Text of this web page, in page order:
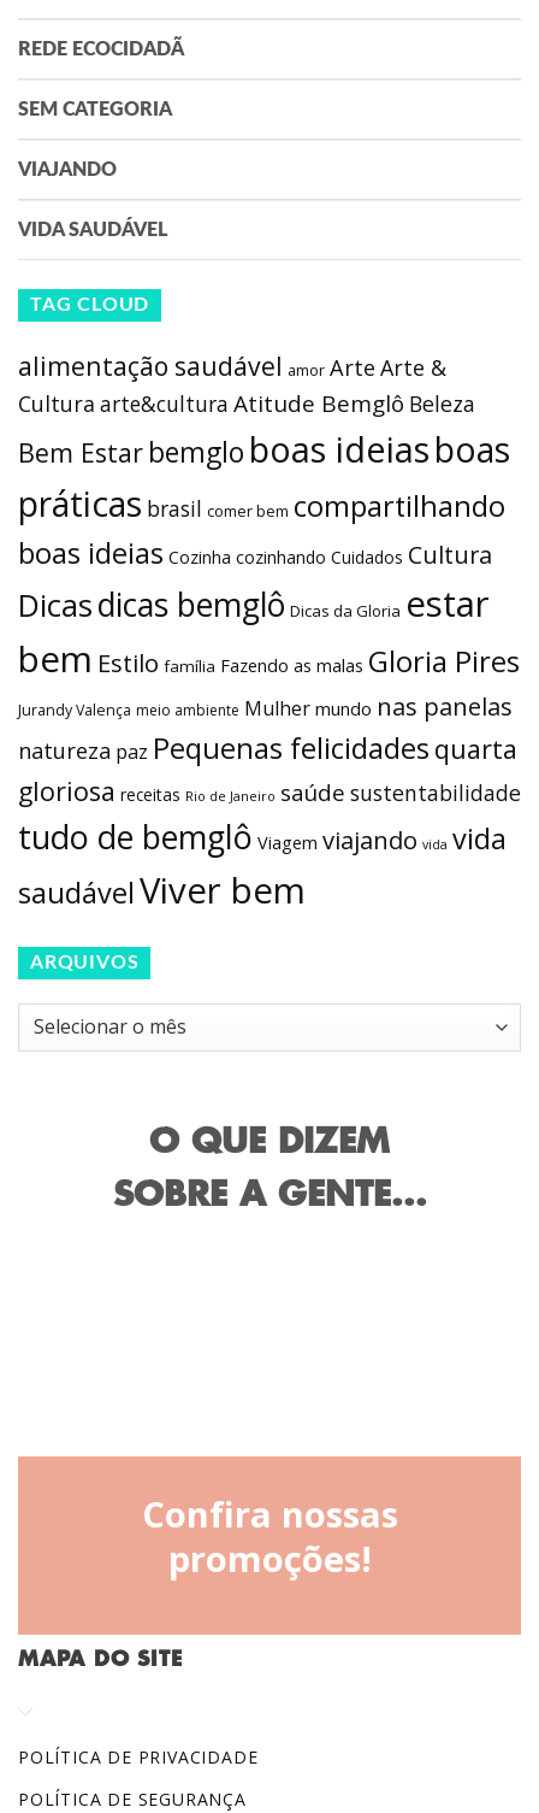
REDE ECOCIDADÃ
SEM CATEGORIA
VIAJANDO
VIDA SAUDÁVEL
TAG CLOUD
alimentação saudável amor Arte Arte &
Cultura arte&cultura Atitude Bemglô Beleza
Bem Estar bemglo boas ideiasboas
práticas brasil comer bem compartilhando
boas ideias Cozinha cozinhando Cuidados Cultura
Dicasdicas bemglô Dicas da Gloria estar
bem Estilo família Fazendo as malas Gloria Pires
Jurandy Valença meio ambiente Mulher mundo nas panelas
natureza paz Pequenas felicidades quarta
gloriosa receitas Rio de Janeiro saúde sustentabilidade
tudo de bemglô Viagem viajando vida vida
saudávelViver bem
ARQUIVOS
Arquivos
O QUE DIZEM
SOBRE A GENTE...
Confira nossas
promoções!
MAPA DO SITE
POLÍTICA DE PRIVACIDADE
POLÍTICA DE SEGURANÇA